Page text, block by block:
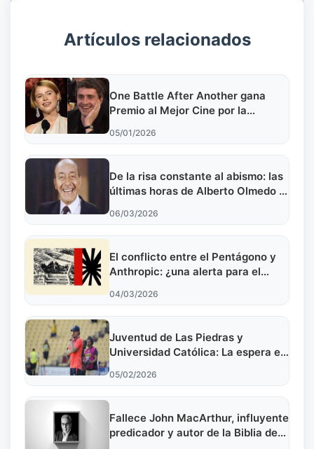
Artículos relacionados
One Battle After Another gana
Premio al Mejor Cine por la
05/01/2026
De la risa constante al abismo: las
últimas horas de Alberto Olmedo y
06/03/2026
El conflicto entre el Pentágono y
Anthropic: ¿una alerta para el
en defensa?
04/03/2026
Juventud de Las Piedras y
Universidad Católica: La espera en
05/02/2026
Fallece John MacArthur, influyente
predicador y autor de la Biblia de